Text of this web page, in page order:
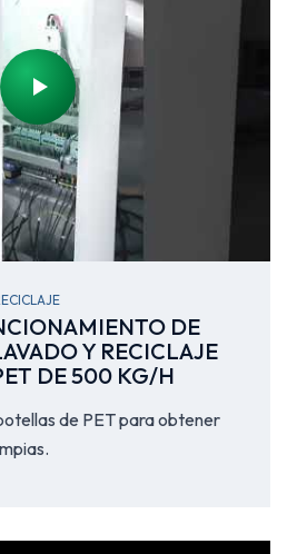
DE
Y RECICLAJE
DE 500 KG/H
de PET para obtener